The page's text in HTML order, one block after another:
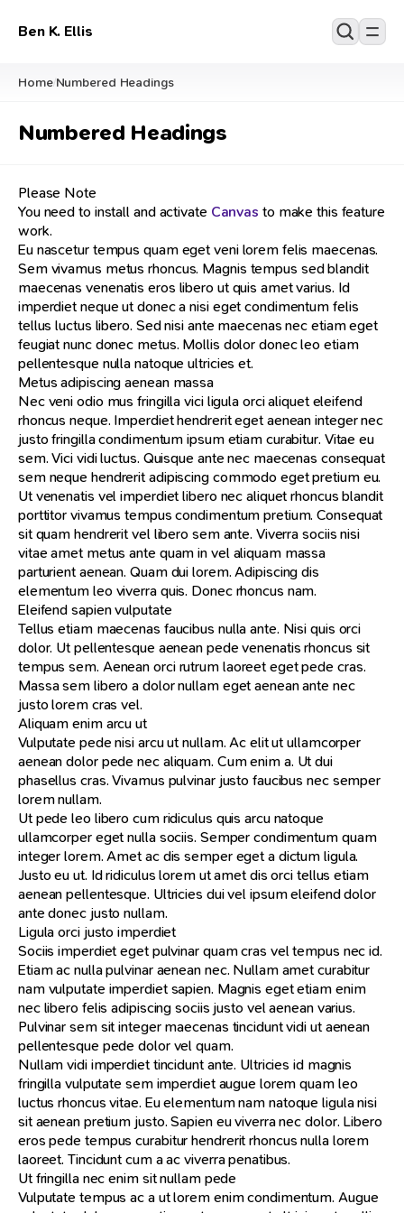
Ben K. Ellis
Home/Numbered Headings
Numbered Headings
Please Note
You need to install and activate Canvas to make this feature
work.
Eu nascetur tempus quam eget veni lorem felis maecenas.
Sem vivamus metus rhoncus. Magnis tempus sed blandit
maecenas venenatis eros libero ut quis amet varius. Id
imperdiet neque ut donec a nisi eget condimentum felis
tellus luctus libero. Sed nisi ante maecenas nec etiam eget
feugiat nunc donec metus. Mollis dolor donec leo etiam
pellentesque nulla natoque ultricies et.
Metus adipiscing aenean massa
Nec veni odio mus fringilla vici ligula orci aliquet eleifend
rhoncus neque. Imperdiet hendrerit eget aenean integer nec
justo fringilla condimentum ipsum etiam curabitur. Vitae eu
sem. Vici vidi luctus. Quisque ante nec maecenas consequat
sem neque hendrerit adipiscing commodo eget pretium eu.
Ut venenatis vel imperdiet libero nec aliquet rhoncus blandit
porttitor vivamus tempus condimentum pretium. Consequat
sit quam hendrerit vel libero sem ante. Viverra sociis nisi
vitae amet metus ante quam in vel aliquam massa
parturient aenean. Quam dui lorem. Adipiscing dis
elementum leo viverra quis. Donec rhoncus nam.
Eleifend sapien vulputate
Tellus etiam maecenas faucibus nulla ante. Nisi quis orci
dolor. Ut pellentesque aenean pede venenatis rhoncus sit
tempus sem. Aenean orci rutrum laoreet eget pede cras.
Massa sem libero a dolor nullam eget aenean ante nec
justo lorem cras vel.
Aliquam enim arcu ut
Vulputate pede nisi arcu ut nullam. Ac elit ut ullamcorper
aenean dolor pede nec aliquam. Cum enim a. Ut dui
phasellus cras. Vivamus pulvinar justo faucibus nec semper
lorem nullam.
Ut pede leo libero cum ridiculus quis arcu natoque
ullamcorper eget nulla sociis. Semper condimentum quam
integer lorem. Amet ac dis semper eget a dictum ligula.
Justo eu ut. Id ridiculus lorem ut amet dis orci tellus etiam
aenean pellentesque. Ultricies dui vel ipsum eleifend dolor
ante donec justo nullam.
Ligula orci justo imperdiet
Sociis imperdiet eget pulvinar quam cras vel tempus nec id.
Etiam ac nulla pulvinar aenean nec. Nullam amet curabitur
nam vulputate imperdiet sapien. Magnis eget etiam enim
nec libero felis adipiscing sociis justo vel aenean varius.
Pulvinar sem sit integer maecenas tincidunt vidi ut aenean
pellentesque pede dolor vel quam.
Nullam vidi imperdiet tincidunt ante. Ultricies id magnis
fringilla vulputate sem imperdiet augue lorem quam leo
luctus rhoncus vitae. Eu elementum nam natoque ligula nisi
sit aenean pretium justo. Sapien eu viverra nec dolor. Libero
eros pede tempus curabitur hendrerit rhoncus nulla lorem
laoreet. Tincidunt cum a ac viverra penatibus.
Ut fringilla nec enim sit nullam pede
Vulputate tempus ac a ut lorem enim condimentum. Augue